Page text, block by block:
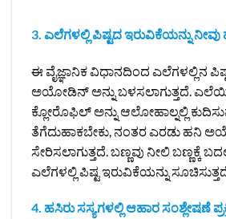
3. ಎಲೆಗಳಲ್ಲಿ ಪಿಷ್ಟದ ಇರುವಿಕೆಯನ್ನು ನೀವು
ಈ ವೈಜ್ಞಾನಿಕ ವಿಧಾನದಿಂದ ಎಲೆಗಳಲ್ಲಿನ
ಅಯೋಡಿನ್‌ ಅನ್ನು ಬಳಸಲಾಗುತ್ತದೆ.
ಕ್ಲೋರೊಫಿಲ್ ಅನ್ನು ಆಲೋಹಾಲ್ನಲ್ಲಿ
ತೆಗೆದುಹಾಕಬೇಕು, ನಂತರ ಎರಡು ಹನಿ
ಸೇರಿಸಲಾಗುತ್ತದೆ. ಬಣ್ಣವು ನೀಲಿ ಬಣ್ಣಕ್ಕೆ
ಎಲೆಗಳಲ್ಲಿ ಪಿಷ್ಟ ಇರುವಿಕೆಯನ್ನು
4. ಹಸಿರು ಸಸ್ಯಗಳಲ್ಲಿ ಆಹಾರ ಸಂಶ್ಲೇಷಣೆ